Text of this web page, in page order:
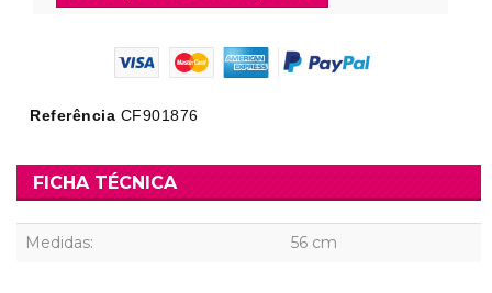
Referência CF901876
FICHA TÉCNICA
Medidas: 56 cm